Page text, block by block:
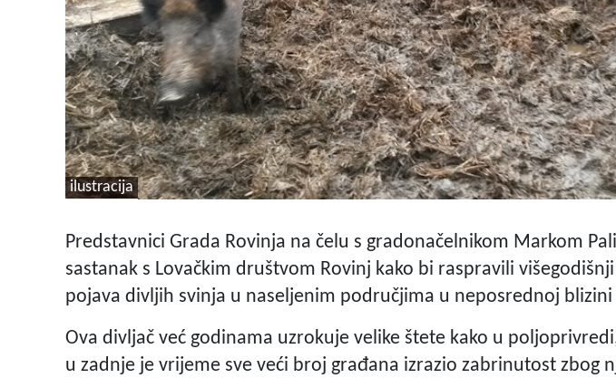
ilustracija
Predstavnici Grada Rovinja na čelu s gradonačelnikom Markom
sastanak s Lovačkim društvom Rovinj kako bi raspravili
pojava divljih svinja u naseljenim područjima u neposrednoj blizini
Ova divljač već godinama uzrokuje velike štete kako u
u zadnje je vrijeme sve veći broj građana izrazio zabrinutost zbog